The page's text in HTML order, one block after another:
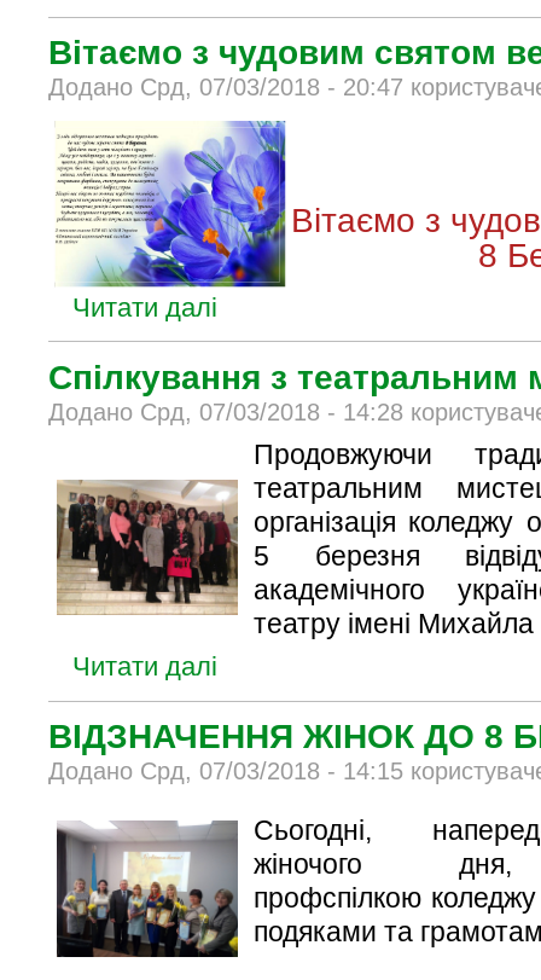
Вітаємо з чудовим святом
Додано Срд, 07/03/2018 - 20:47
Вітаємо з
8
Читати далі
Спілкування з театральним
Додано Срд, 07/03/2018 - 14:28
Продовжуючи
театральним
організація коледжу
5 березня
академічного
театру імені
Читати далі
ВІДЗНАЧЕННЯ ЖІНОК ДО 8
Додано Срд, 07/03/2018 - 14:15
Сьогодні,
жіночого дня,
профспілкою коледжу
подяками та